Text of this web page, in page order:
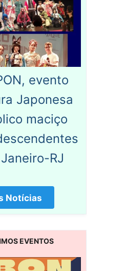
evento
Japonesa
maciço
RJ
Notícias
EVENTOS